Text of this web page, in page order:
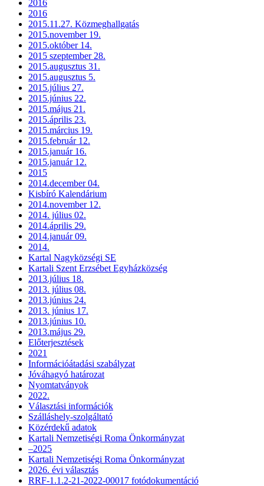
2016
2016
2015.11.27. Közmeghallgatás
2015.november 19.
2015.október 14.
2015 szeptember 28.
2015.augusztus 31.
2015.augusztus 5.
2015.július 27.
2015.június 22.
2015.május 21.
2015.április 23.
2015.március 19.
2015.február 12.
2015.január 16.
2015.január 12.
2015
2014.december 04.
Kisbíró Kalendárium
2014.november 12.
2014. július 02.
2014.április 29.
2014.január 09.
2014.
Kartal Nagyközségi SE
Kartali Szent Erzsébet Egyházközség
2013.július 18.
2013. július 08.
2013.június 24.
2013. június 17.
2013.június 10.
2013.május 29.
Előterjesztések
2021
Információátadási szabályzat
Jóváhagyó határozat
Nyomtatványok
2022.
Választási információk
Szálláshely-szolgáltató
Közérdekű adatok
Kartali Nemzetiségi Roma Önkormányzat
–2025
Kartali Nemzetiségi Roma Önkormányzat
2026. évi választás
RRF-1.1.2-21-2022-00017 fotódokumentáció